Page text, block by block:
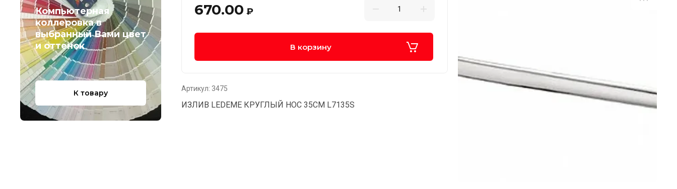
Компьютерная
коллеровка в
выбранный Вами цвет
и оттенок
К товару
670.00 ₽
В корзину
Артикул: 3475
ИЗЛИВ LEDEME КРУГЛЫЙ НОС 35СМ L7135S